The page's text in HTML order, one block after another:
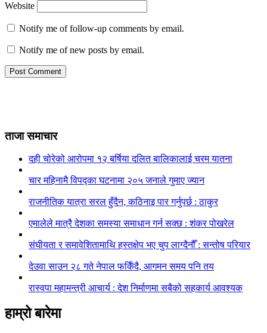
Website
Notify me of follow-up comments by email.
Notify me of new posts by email.
ताजा समाचार
दही चोरेको आरोपमा १२ बर्षिया दलित बालिकालाई चरम यातना
चार महिनामै विपद्का घटनामा २०५ जनाले गुमाए ज्यान
राजनीतिक यात्रा सरल हुँदैन, कठिनाइ पार गर्नुपर्छ : ठाकुर
एमालेले मात्रै देशका समस्या समाधान गर्न सक्छ : शंकर पोखरेल
संघीयता र समावेशितामाथि हस्तक्षेप भए चुप लाग्दैनौँ : सन्तोष परियार
देउवा साउन २८ गते नेपाल फर्किँदै, आगमन समय पनि तय
रास्वपा महामन्त्री आचार्य : देश निर्माणमा सबैको सहकार्य आवश्यक
हाम्रो बारेमा